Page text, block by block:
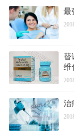
最
替
维
治